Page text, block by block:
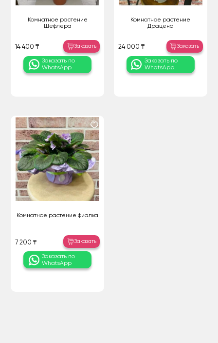
Комнатное растение
Шефлера
14 400 ₸ Заказать
Заказать по
WhatsApp
Комнатное растение
Драцена
24 000 ₸ Заказать
Заказать по
WhatsApp
Комнатное растение фиалка
7 200 ₸ Заказать
Заказать по
WhatsApp